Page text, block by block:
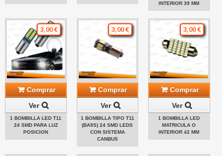
INTERIOR 39 MM
3,00 €
Comprar
Ver
1 BOMBILLA LED T11
24 SMD PARA LUZ
POSICION
3,00 €
Comprar
Ver
1 BOMBILLA TIPO T11
(BA9S) 24 SMD LEDS
CON SISTEMA
CANBUS
3,00 €
Comprar
Ver
1 BOMBILLA LED
MATRICULA O
INTERIOR 42 MM